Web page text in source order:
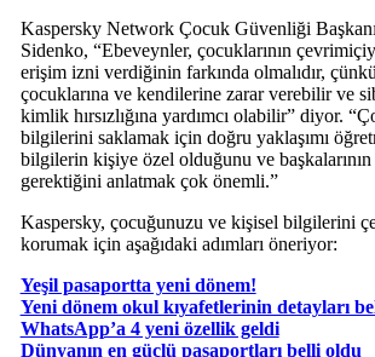
Kaspersky Network Çocuk Güvenliği
Sidenko, “Ebeveynler, çocuklarının
erişim izni verdiğinin farkında olmalıdır,
çocuklarına ve kendilerine zarar verebilir ve
kimlik hırsızlığına yardımcı olabilir” diyor.
bilgilerini saklamak için doğru yaklaşımı
bilgilerin kişiye özel olduğunu ve
gerektiğini anlatmak çok önemli.”
Kaspersky, çocuğunuzu ve kişisel bilgilerini
korumak için aşağıdaki adımları öneriyor:
Yeşil pasaportta yeni dönem!
Yeni dönem okul kıyafetlerinin detayları
WhatsApp’a 4 yeni özellik geldi
Dünyanın en güçlü pasaportları belli oldu